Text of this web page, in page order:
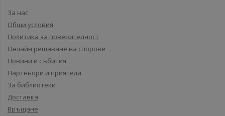
За нас
Общи условия
Политика за поверителност
Онлайн решаване на спорове
Новини и събития
Партньори и приятели
За библиотеки
Доставка
Връщане